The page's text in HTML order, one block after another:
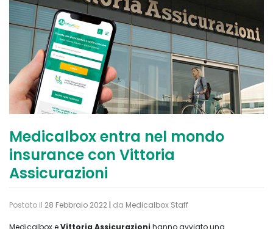
Medicalbox entra nel mondo
insurance con Vittoria
Assicurazioni
Postato il 28 Febbraio 2022 | da Medicalbox Staff